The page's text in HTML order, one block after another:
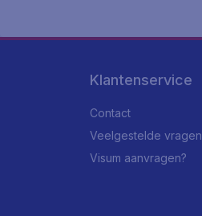
Klantenservice
Contact
Veelgestelde vragen
Visum aanvragen?